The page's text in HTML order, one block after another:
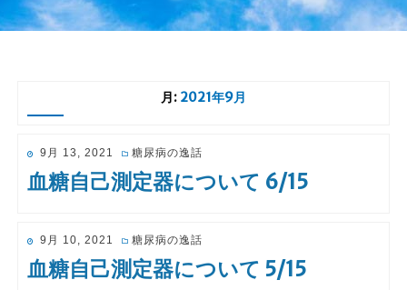
月: 2021年9月
投
稿
日:
9月 13, 2021 糖尿病の逸話
血糖自己測定器について 6/15
投
稿
日:
9月 10, 2021 糖尿病の逸話
血糖自己測定器について 5/15